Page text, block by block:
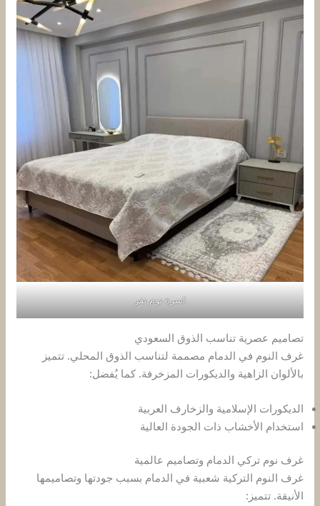
اسرة نوم نفر
تصاميم عصرية تناسب الذوق السعودي
غرف النوم في الدمام مصممة لتناسب الذوق المحلي. تتميز
بالألوان الزاهية والديكورات المزخرفة. كما يُفضل:
الديكورات الإسلامية والزخارف العربية
استخدام الأخشاب ذات الجودة العالية
غرف نوم تركي الدمام وتصاميم عالمية
غرف النوم التركية شعبية في الدمام بسبب جودتها وتصاميمها
الأنيقة. تتميز: